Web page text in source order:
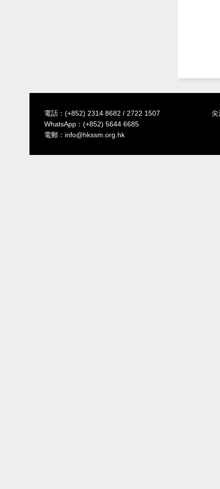
電話： (+852) 2314 8682 / 2722 1507
WhatsApp： (+852) 5644 6685
電郵： info@hkssm.org.hk
尖